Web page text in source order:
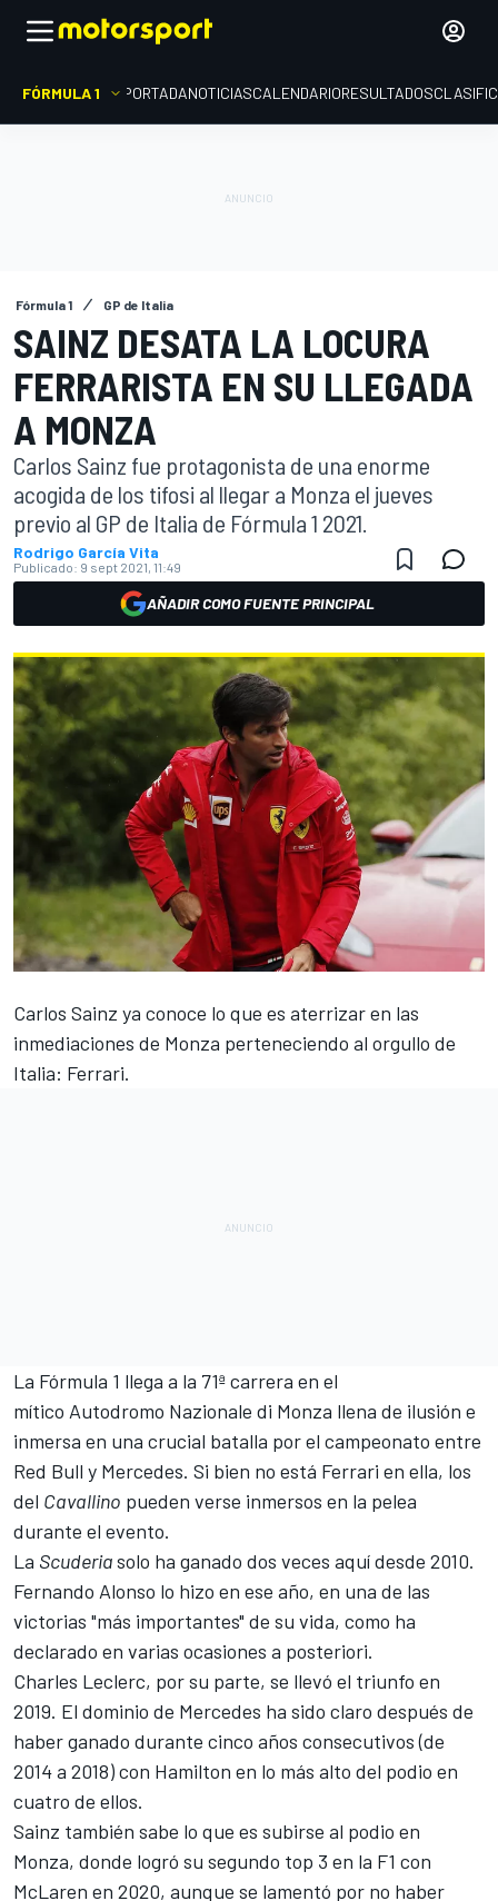
FÓRMULA 1 PORTADANOTICIASCALENDARIORESULTADOS
Fórmula 1 GP de Italia
SAINZ DESATA LA LOCURA
FERRARISTA EN SU LLEGADA
A MONZA
Carlos Sainz fue protagonista de una enorme
acogida de los tifosi al llegar a Monza el jueves
previo al GP de Italia de Fórmula 1 2021.
Rodrigo García Vita
Publicado: 9 sept 2021, 11:49
AÑADIR COMO FUENTE PRINCIPAL
Carlos Sainz ya conoce lo que es aterrizar en las
inmediaciones de Monza perteneciendo al orgullo de
Italia: Ferrari.
La Fórmula 1 llega a la 71ª carrera en el
mítico Autodromo Nazionale di Monza llena de ilusión e
inmersa en una crucial batalla por el campeonato entre
Red Bull y Mercedes. Si bien no está Ferrari en ella, los
del Cavallino pueden verse inmersos en la pelea
durante el evento.
La Scuderiasolo ha ganado dos veces aquí desde 2010.
Fernando Alonso lo hizo en ese año, en una de las
victorias "más importantes" de su vida, como ha
declarado en varias ocasiones a posteriori.
Charles Leclerc, por su parte, se llevó el triunfo en
2019. El dominio de Mercedes ha sido claro después de
haber ganado durante cinco años consecutivos (de
2014 a 2018) con Hamilton en lo más alto del podio en
cuatro de ellos.
Sainz también sabe lo que es subirse al podio en
Monza, donde logró su segundo top 3 en la F1 con
McLaren en 2020, aunque se lamentó por no haber